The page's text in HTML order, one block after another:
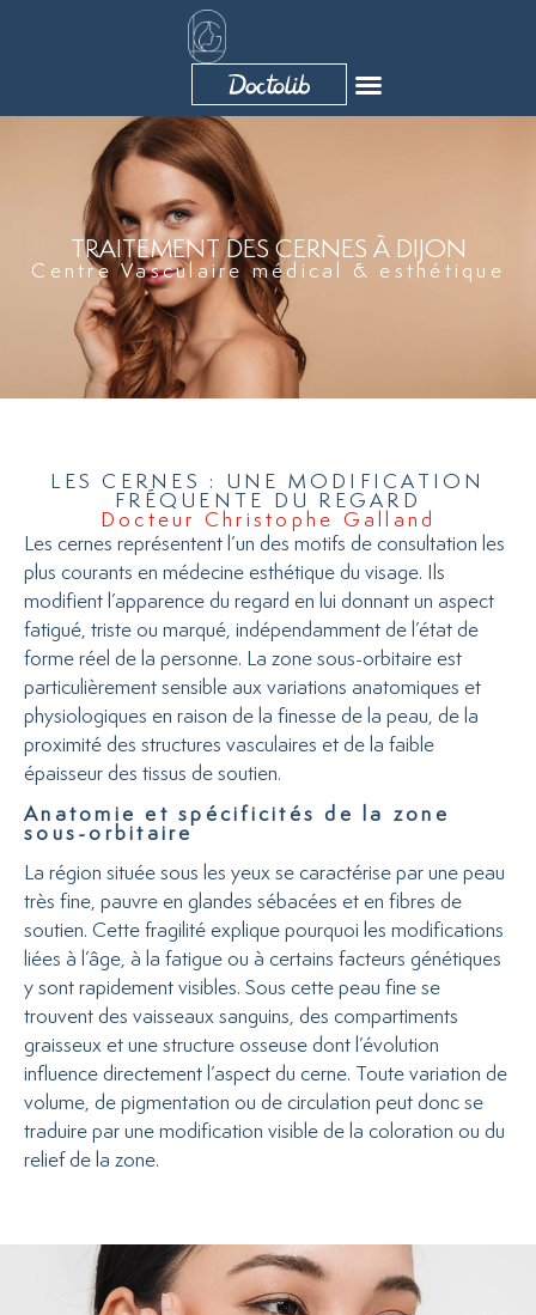
TRAITEMENT DES CERNES À DIJON
Centre Vasculaire médical & esthétique
LES CERNES : UNE MODIFICATION
FRÉQUENTE DU REGARD
Docteur Christophe Galland
Les cernes représentent l’un des motifs de consultation les
plus courants en médecine esthétique du visage. Ils
modifient l’apparence du regard en lui donnant un aspect
fatigué, triste ou marqué, indépendamment de l’état de
forme réel de la personne. La zone sous-orbitaire est
particulièrement sensible aux variations anatomiques et
physiologiques en raison de la finesse de la peau, de la
proximité des structures vasculaires et de la faible
épaisseur des tissus de soutien.
Anatomie et spécificités de la zone
sous-orbitaire
La région située sous les yeux se caractérise par une peau
très fine, pauvre en glandes sébacées et en fibres de
soutien. Cette fragilité explique pourquoi les modifications
liées à l’âge, à la fatigue ou à certains facteurs génétiques
y sont rapidement visibles. Sous cette peau fine se
trouvent des vaisseaux sanguins, des compartiments
graisseux et une structure osseuse dont l’évolution
influence directement l’aspect du cerne. Toute variation de
volume, de pigmentation ou de circulation peut donc se
traduire par une modification visible de la coloration ou du
relief de la zone.